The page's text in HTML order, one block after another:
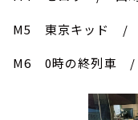
M5 東京キッド /
M6 0時の終列車 /